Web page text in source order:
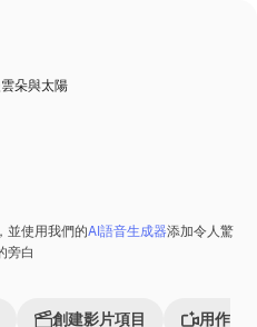
朵與太陽
並使用我們的AI語音生成器添加令人驚
旁白
創建影片項目 用作參